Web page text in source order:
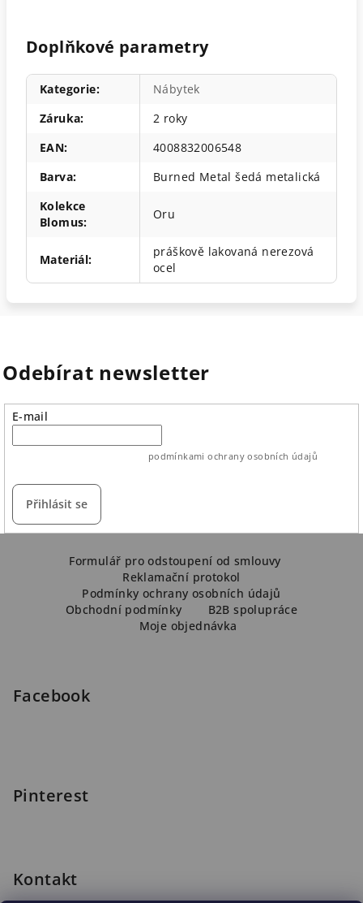
Doplňkové parametry
Kategorie:
Nábytek
Záruka:
2 roky
EAN:
4008832006548
Barva:
Burned Metal šedá metalická
Kolekce
Blomus:
Oru
Materiál:
práškově lakovaná nerezová
ocel
Odebírat newsletter
E-mail
podmínkami ochrany osobních údajů
Přihlásit se
Formulář pro odstoupení od smlouvy
Reklamační protokol
Podmínky ochrany osobních údajů
Obchodní podmínky
B2B spolupráce
Moje objednávka
Facebook
Pinterest
Kontakt